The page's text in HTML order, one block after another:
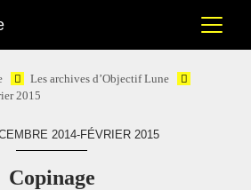
Les archives d’Objectif Lune
2015
2014-FÉVRIER 2015
Copinage